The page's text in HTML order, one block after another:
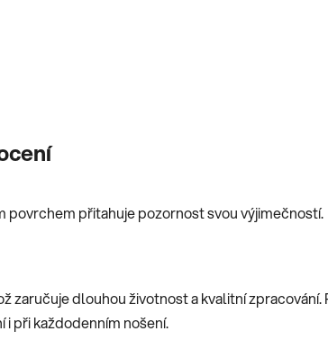
povrchem přitahuje pozornost svou výjimečností.
zaručuje dlouhou životnost a kvalitní zpracování.
při každodenním nošení.